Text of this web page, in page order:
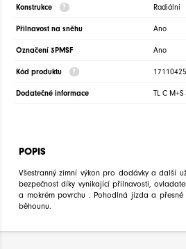
Konstrukce Radiální
Přilnavost na sněhu Ano
Označení 3PMSF Ano
Kód produktu
Dodatečné informace TL C M+S
POPIS
Všestranný zimní výkon pro dodávky a další
bezpečnost díky vynikající přilnavosti,
a mokrém povrchu . Pohodlná jízda a
běhounu.